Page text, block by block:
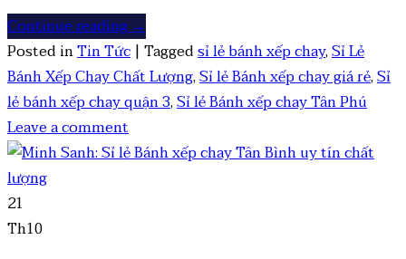
Continue reading→
Posted inTin Tức | Taggedsỉ lẻ bánh xếp chay,Sỉ Lẻ
Bánh Xếp Chay Chất Lượng,Sỉ lẻ Bánh xếp chay giá rẻ,Sỉ
lẻ bánh xếp chay quận 3,Sỉ lẻ Bánh xếp chay Tân Phú
Leave a comment
21
Th10